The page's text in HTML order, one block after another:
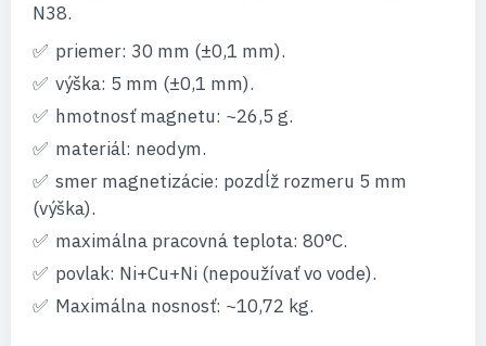
N38.
priemer: 30 mm (±0,1 mm).
výška: 5 mm (±0,1 mm).
hmotnosť magnetu: ~26,5 g.
materiál: neodym.
smer magnetizácie: pozdĺž rozmeru 5 mm
(výška).
maximálna pracovná teplota: 80°C.
povlak: Ni+Cu+Ni (nepoužívať vo vode).
Maximálna nosnosť: ~10,72 kg.